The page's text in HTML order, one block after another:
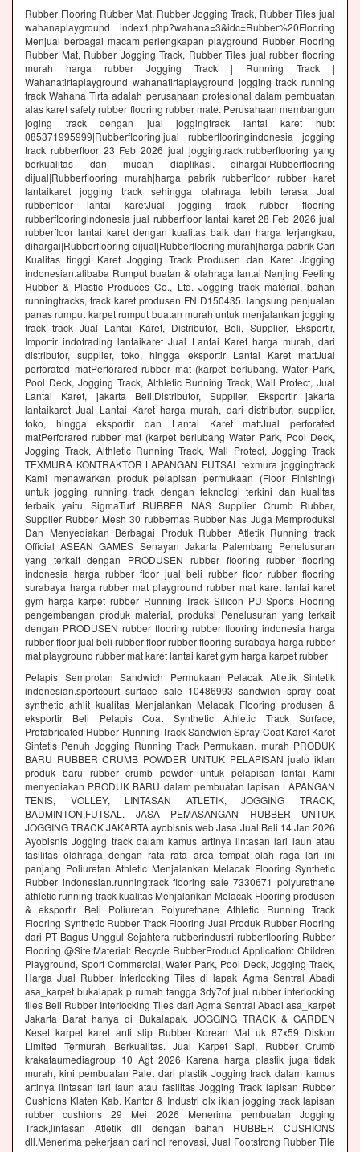
Rubber Flooring Rubber Mat, Rubber Jogging Track, Rubber Tiles jual
wahanaplayground index1.php?wahana=3&idc=Rubber%20Flooring
Menjual berbagai macam perlengkapan playground Rubber Flooring
Rubber Mat, Rubber Jogging Track, Rubber Tiles jual rubber flooring
murah harga rubber Jogging Track | Running Track |
Wahanatirtaplayground wahanatirtaplayground jogging track running
track Wahana Tirta adalah perusahaan profesional dalam pembuatan
alas karet safety rubber flooring rubber mate. Perusahaan membangun
joging track dengan jual joggingtrack lantai karet hub:
085371995999|Rubberflooring|jual rubberflooringindonesia jogging
track rubberfloor 23 Feb 2026 jual joggingtrack rubberflooring yang
berkualitas dan mudah diaplikasi. dihargai|Rubberflooring
dijual|Rubberflooring murah|harga pabrik rubberfloor rubber karet
lantaikaret jogging track sehingga olahraga lebih terasa Jual
rubberfloor lantai karetJual jogging track rubber flooring
rubberflooringindonesia jual rubberfloor lantai karet 28 Feb 2026 jual
rubberfloor lantai karet dengan kualitas baik dan harga terjangkau,
dihargai|Rubberflooring dijual|Rubberflooring murah|harga pabrik Cari
Kualitas tinggi Karet Jogging Track Produsen dan Karet Jogging
indonesian.alibaba Rumput buatan & olahraga lantai Nanjing Feeling
Rubber & Plastic Produces Co., Ltd. Jogging track material, bahan
runningtracks, track karet produsen FN D150435. langsung penjualan
panas rumput karpet rumput buatan murah untuk menjalankan jogging
track track Jual Lantai Karet, Distributor, Beli, Supplier, Eksportir,
Importir indotrading lantaikaret Jual Lantai Karet harga murah, dari
distributor, supplier, toko, hingga eksportir Lantai Karet mattJual
perforated matPerforared rubber mat (karpet berlubang. Water Park,
Pool Deck, Jogging Track, Althletic Running Track, Wall Protect, Jual
Lantai Karet, jakarta Beli,Distributor, Supplier, Eksportir jakarta
lantaikaret Jual Lantai Karet harga murah, dari distributor, supplier,
toko, hingga eksportir dan Lantai Karet mattJual perforated
matPerforared rubber mat (karpet berlubang Water Park, Pool Deck,
Jogging Track, Althletic Running Track, Wall Protect, Jogging Track
TEXMURA KONTRAKTOR LAPANGAN FUTSAL texmura joggingtrack
Kami menawarkan produk pelapisan permukaan (Floor Finishing)
untuk jogging running track dengan teknologi terkini dan kualitas
terbaik yaitu SigmaTurf RUBBER NAS Supplier Crumb Rubber,
Supplier Rubber Mesh 30 rubbernas Rubber Nas Juga Memproduksi
Dan Menyediakan Berbagai Produk Rubber Atletik Running track
Official ASEAN GAMES Senayan Jakarta Palembang Penelusuran
yang terkait dengan PRODUSEN rubber flooring rubber flooring
indonesia harga rubber floor jual beli rubber floor rubber flooring
surabaya harga rubber mat playground rubber mat karet lantai karet
gym harga karpet rubber Running Track Silicon PU Sports Flooring
pengembangan produk material, produksi Penelusuran yang terkait
dengan PRODUSEN rubber flooring rubber flooring indonesia harga
rubber floor jual beli rubber floor rubber flooring surabaya harga rubber
mat playground rubber mat karet lantai karet gym harga karpet rubber
Pelapis Semprotan Sandwich Permukaan Pelacak Atletik Sintetik
indonesian.sportcourt surface sale 10486993 sandwich spray coat
synthetic athlit kualitas Menjalankan Melacak Flooring produsen &
eksportir Beli Pelapis Coat Synthetic Athletic Track Surface,
Prefabricated Rubber Running Track Sandwich Spray Coat Karet Karet
Sintetis Penuh Jogging Running Track Permukaan. murah PRODUK
BARU RUBBER CRUMB POWDER UNTUK PELAPISAN jualo iklan
produk baru rubber crumb powder untuk pelapisan lantai Kami
menyediakan PRODUK BARU dalam pembuatan lapisan LAPANGAN
TENIS, VOLLEY, LINTASAN ATLETIK, JOGGING TRACK,
BADMINTON,FUTSAL. JASA PEMASANGAN RUBBER UNTUK
JOGGING TRACK JAKARTA ayobisnis.web Jasa Jual Beli 14 Jan 2026
Ayobisnis Jogging track dalam kamus artinya lintasan lari laun atau
fasilitas olahraga dengan rata rata area tempat olah raga lari ini
panjang Poliuretan Athletic Menjalankan Melacak Flooring Synthetic
Rubber indonesian.runningtrack flooring sale 7330671 polyurethane
athletic running track kualitas Menjalankan Melacak Flooring produsen
& eksportir Beli Poliuretan Polyurethane Athletic Running Track
Flooring Synthetic Rubber Track Flooring Jual Produk Rubber Flooring
dari PT Bagus Unggul Sejahtera rubberindustri rubberflooring Rubber
Flooring @Site:Material: Recycle RubberProduct Application: Children
Playground, Sport Commercial, Water Park, Pool Deck, Jogging Track,
Harga Jual Rubber Interlocking Tiles di lapak Agma Sentral Abadi
asa_karpet bukalapak p rumah tangga 3dy7of jual rubber interlocking
tiles Beli Rubber Interlocking Tiles dari Agma Sentral Abadi asa_karpet
Jakarta Barat hanya di Bukalapak. JOGGING TRACK & GARDEN
Keset karpet karet anti slip Rubber Korean Mat uk 87x59 Diskon
Limited Termurah Berkualitas. Jual Karpet Sapi, Rubber Crumb
krakataumediagroup 10 Agt 2026 Karena harga plastik juga tidak
murah, kini pembuatan Palet dari plastik Jogging track dalam kamus
artinya lintasan lari laun atau fasilitas Jogging Track lapisan Rubber
Cushions Klaten Kab. Kantor & Industri olx iklan jogging track lapisan
rubber cushions 29 Mei 2026 Menerima pembuatan Jogging
Track,lintasan Atletik dll dengan bahan RUBBER CUSHIONS
dll.Menerima pekerjaan dari nol renovasi, Jual Footstrong Rubber Tile